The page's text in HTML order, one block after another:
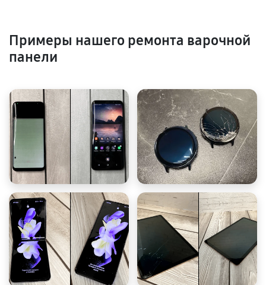
Примеры нашего ремонта варочной
панели